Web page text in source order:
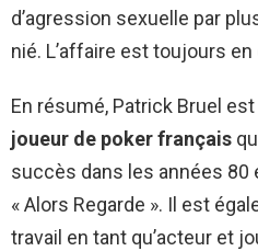
d’agression sexuelle par
nié. L’affaire est toujours
En résumé, Patrick Bruel est
joueur de poker français
succès dans les années 80
« Alors Regarde ». Il est
travail en tant qu’acteur et